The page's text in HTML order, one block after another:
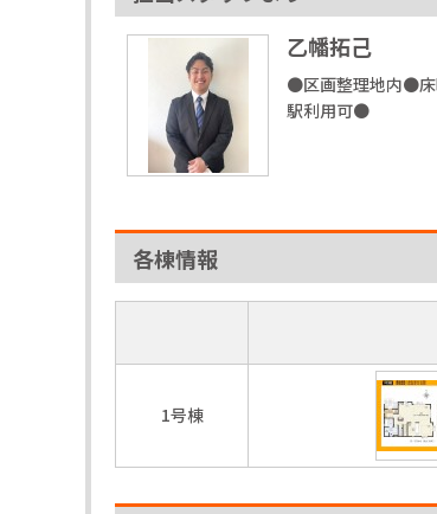
乙幡拓己
●区画整理地内●床
駅利用可●
各棟情報
1号棟